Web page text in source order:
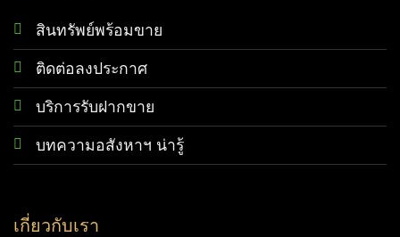
สินทรัพย์พร้อมขาย
ติดต่อลงประกาศ
บริการรับฝากขาย
บทความอสังหาฯ น่ารู้
เกี่ยวกับเรา